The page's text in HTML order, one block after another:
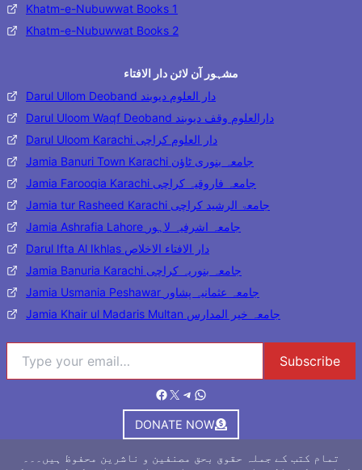
Khatm-e-Nubuwwat Books 1
Khatm-e-Nubuwwat Books 2
مشہور آن لائن دار الافتاء
Darul Ullom Deoband دار العلوم دیوبند
Darul Uloom Waqf Deoband دارالعلوم وقف دیوبند
Darul Uloom Karachi دار العلوم کراچی
Jamia Banuri Town Karachi جامعہ بنوری ٹاؤن
Jamia Farooqia Karachi جامعہ فاروقیہ کراچی
Jamia tur Rasheed Karachi جامعۃ الرشید کراچی
Jamia Ashrafia Lahore جامعہ اشرفیہ لاہور
Darul Ifta Al Ikhlas دار الافتاء الاخلاص
Jamia Banuria Karachi جامعہ بنوریہ کراچی
Jamia Usmania Peshawar جامعہ عثمانیہ پشاور
Jamia Khair ul Madaris Multan جامعہ خیر المدارس
Type your email…
Subscribe
Facebook
X Telegram
WhatsApp
DONATE NOW
تمام کتب کے جملہ حقوق بحق مصنفین و ناشرین محفوظ ہیں۔۔۔